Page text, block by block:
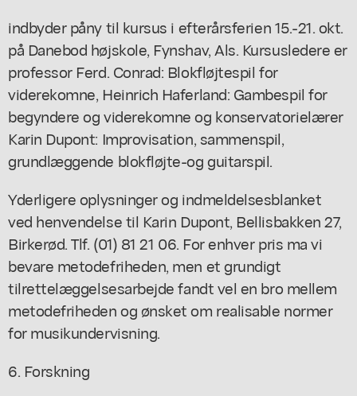
indbyder påny til kursus i efterårsferien 15.-21. okt.
på Danebod højskole, Fynshav, Als. Kursusledere er
professor Ferd. Conrad: Blokfløjtespil for
viderekomne, Heinrich Haferland: Gambespil for
begyndere og viderekomne og konservatorielærer
Karin Dupont: Improvisation, sammenspil,
grundlæggende blokfløjte-og guitarspil.
Yderligere oplysninger og indmeldelsesblanket
ved henvendelse til Karin Dupont, Bellisbakken 27,
Birkerød. Tlf. (01) 81 21 06. For enhver pris ma vi
bevare metodefriheden, men et grundigt
tilrettelæggelsesarbejde fandt vel en bro mellem
metodefriheden og ønsket om realisable normer
for musikundervisning.
6. Forskning